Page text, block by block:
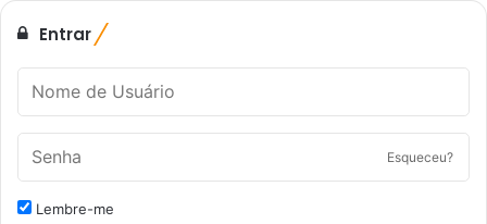
Entrar
Esqueceu?
Lembre-me